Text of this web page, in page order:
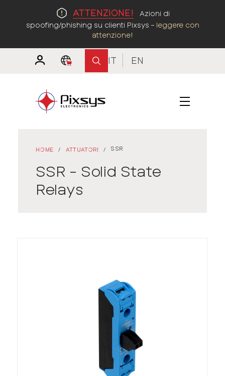
ATTENZIONE!
Azioni di
spoofing/phishing su clienti Pixsys – leggere con
attenzione!
IT EN
HOME / ATTUATORI / SSR
SSR - Solid State
Relays